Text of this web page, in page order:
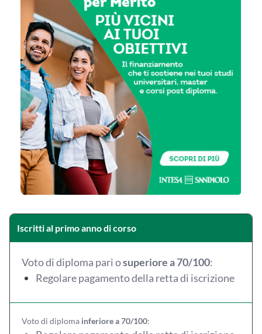
Iscritti al primo anno di corso
Voto di diploma pari osuperiore a 70/100:
Regolare pagamento della retta di iscrizione
Voto di diploma inferiore a 70/100: